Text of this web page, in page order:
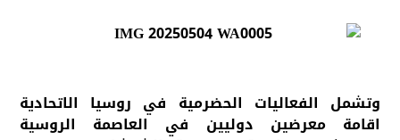
وتشمل الفعاليات الحضرمية في روسيا الاتحادية
اقامة معرضين دوليين في العاصمة الروسية